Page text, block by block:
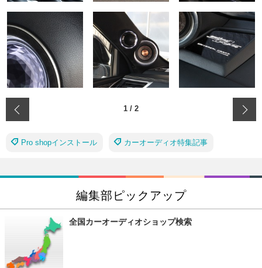
1 / 2
Pro shopインストール カーオーディオ特集記事
編集部ピックアップ
全国カーオーディオショップ検索